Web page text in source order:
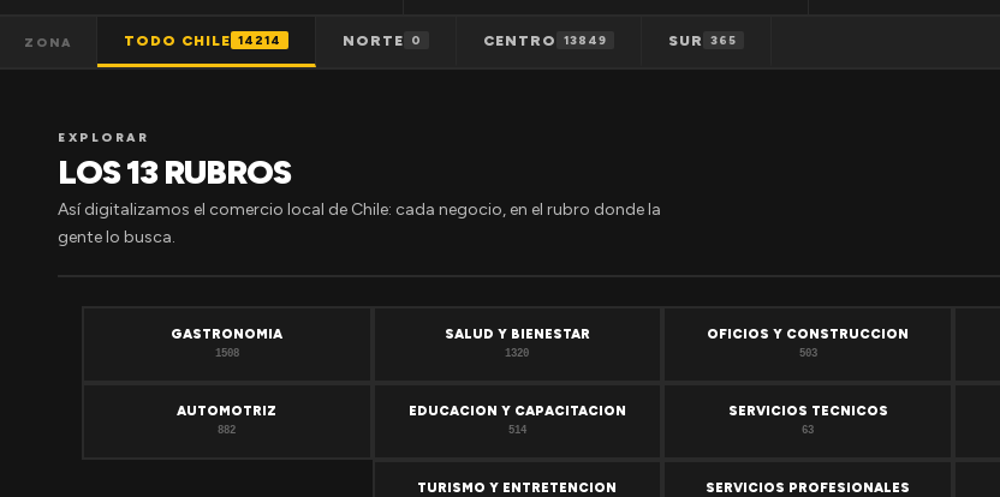
ZONA TODO CHILE 14214 NORTE 0 CENTRO 13849 SUR 365
EXPLORAR
LOS 13 RUBROS
Así digitalizamos el comercio local de Chile: cada negocio, en el rubro donde la
gente lo busca.
GASTRONOMIA
1508
SALUD Y BIENESTAR
1320
OFICIOS Y CONSTRUCCION
503
AUTOMOTRIZ
882
EDUCACION Y CAPACITACION
514
SERVICIOS TECNICOS
63
TURISMO Y ENTRETENCION SERVICIOS PROFESIONALES